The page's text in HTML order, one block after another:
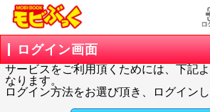
ログイン画面
サービスをご利用頂くためには、下記
なります。
ログイン方法をお選び頂き、ログインし